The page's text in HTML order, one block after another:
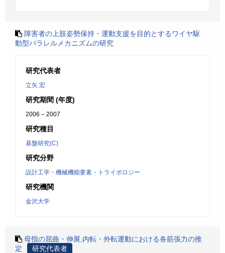
障害者の上肢姿勢保持・運動支援を目的とするワイヤ駆
動型パラレルメカニズムの研究
研究代表者
立矢 宏
研究期間 (年度)
2006 – 2007
研究種目
基盤研究(C)
研究分野
設計工学・機械機能要素・トライボロジー
研究機関
金沢大学
母指の屈曲・伸展,内転・外転運動における各筋張力の推
定
研究代表者